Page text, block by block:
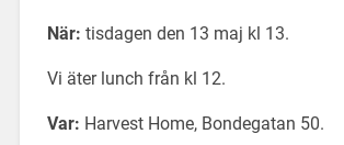
När: tisdagen den 13 maj kl 13.
Vi äter lunch från kl 12.
Var: Harvest Home, Bondegatan 50.